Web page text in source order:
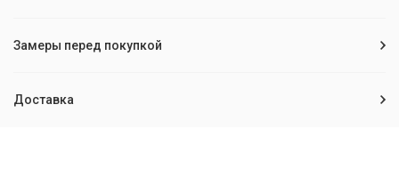
Замеры перед покупкой
Доставка